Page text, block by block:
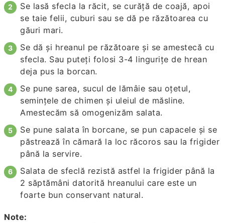
Se lasă sfecla la răcit, se curăţă de coajă, apoi
se taie felii, cuburi sau se dă pe răzătoarea cu
găuri mari.
Se dă şi hreanul pe răzătoare şi se amestecă cu
sfecla. Sau puteți folosi 3-4 lingurițe de hrean
deja pus la borcan.
Se pune sarea, sucul de lămâie sau oțetul,
semințele de chimen și uleiul de măsline.
Amestecăm să omogenizăm salata.
Se pune salata în borcane, se pun capacele şi se
păstrează în cămară la loc răcoros sau la frigider
până la servire.
Salata de sfeclă rezistă astfel la frigider până la
2 săptămâni datorită hreanului care este un
foarte bun conservant natural.
Note: